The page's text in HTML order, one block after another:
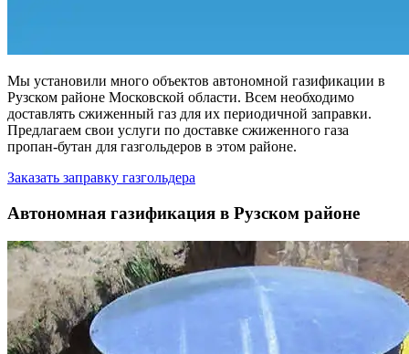
Мы установили много объектов автономной газификации в
Рузском районе Московской области. Всем необходимо
доставлять сжиженный газ для их периодичной заправки.
Предлагаем свои услуги по доставке сжиженного газа
пропан-бутан для газгольдеров в этом районе.
Заказать заправку газгольдера
Автономная газификация в Рузском районе